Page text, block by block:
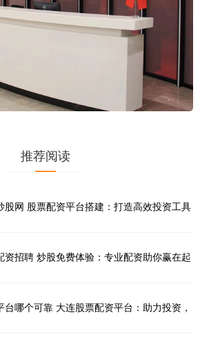
推荐阅读
股网 股票配资平台搭建：打造高效投资工具
资招聘 炒股免费体验：专业配资助你赢在起
台哪个可靠 大连股票配资平台：助力投资，